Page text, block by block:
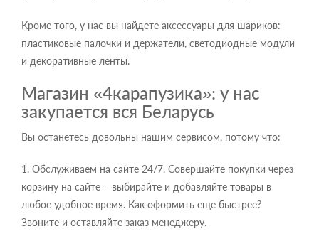
Кроме того, у нас вы найдете аксессуары для шариков:
пластиковые палочки и держатели, светодиодные модули
и декоративные ленты.
Магазин «4карапузика»: у нас
закупается вся Беларусь
Вы останетесь довольны нашим сервисом, потому что:
1. Обслуживаем на сайте 24/7. Совершайте покупки через
корзину на сайте – выбирайте и добавляйте товары в
любое удобное время. Как оформить еще быстрее?
Звоните и оставляйте заказ менеджеру.